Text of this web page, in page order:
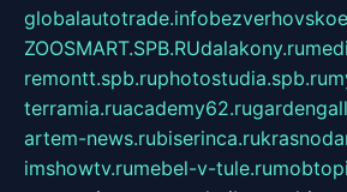
globalautotrade.info
ZOOSMART.SPB.RUdalakony.ru
remontt.spb.ruphotostudia.spb.ru
terramia.ruacademy62.ru
artem-news.rubiserinca.ru
imshowtv.rumebel-v-tule.ru